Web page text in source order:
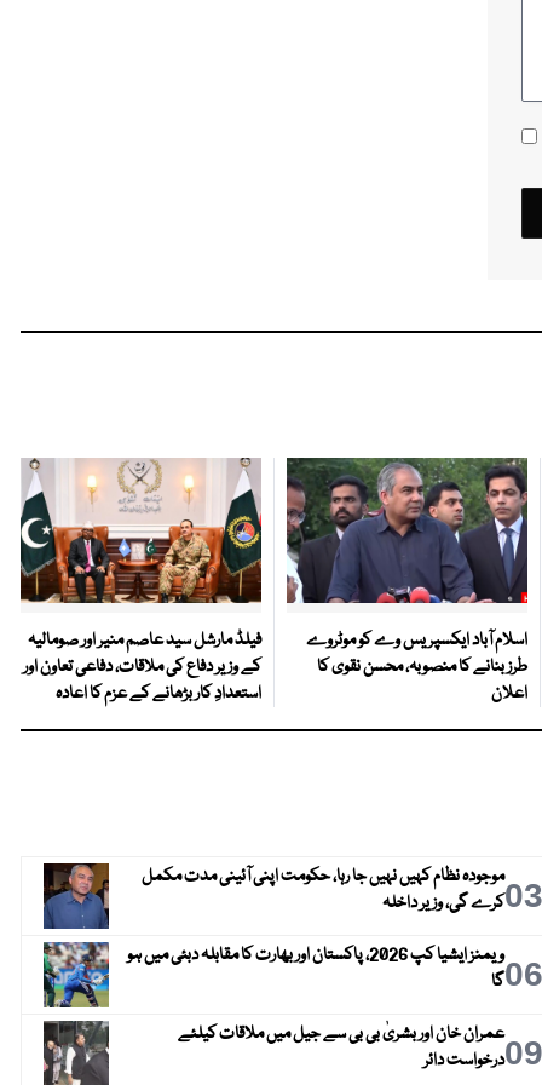
اسلام آباد ایکسپریس وے کو موٹروے
طرز بنانے کا منصوبہ، محسن نقوی کا
اعلان
فیلڈ مارشل سید عاصم منیر اور صومالیہ
کے وزیر دفاع کی ملاقات، دفاعی تعاون اور
استعدادِ کار بڑھانے کے عزم کا اعادہ
03موجودہ نظام کہیں نہیں جا رہا، حکومت اپنی آئینی مدت مکمل
کرے گی، وزیر داخلہ
06
ویمنز ایشیا کپ 2026، پاکستان اور بھارت کا مقابلہ دبئی میں ہو
گا
09عمران خان اور بشریٰ بی بی سے جیل میں ملاقات کیلئے
درخواست دائر